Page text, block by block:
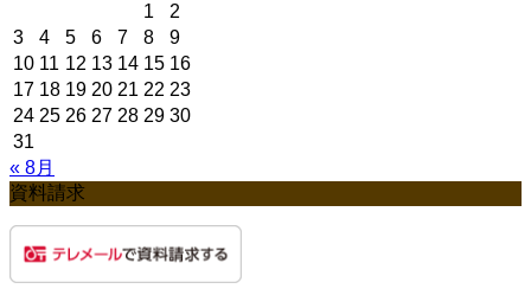
1
2
3
4 5 6 7 8
9
10 11 12 13 14 15 16
17 18 19 20 21 22 23
24 25 26 27 28 29 30
31
« 8月
資料請求